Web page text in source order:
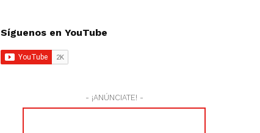
Síguenos en YouTube
- ¡ANÚNCIATE! -